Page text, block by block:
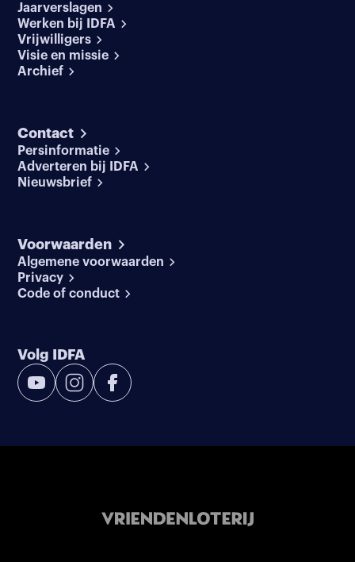
Jaarverslagen
Werken bij IDFA
Vrijwilligers
Visie en missie
Archief
Contact
Persinformatie
Adverteren bij IDFA
Nieuwsbrief
Voorwaarden
Algemene voorwaarden
Privacy
Code of conduct
Volg IDFA